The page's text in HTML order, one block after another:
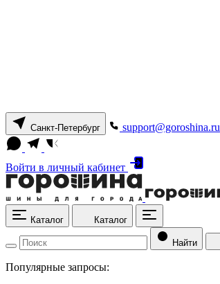
Санкт-Петербург support@goroshina.ru
Войти в личный кабинет
Каталог Каталог
Найти
Популярные запросы: